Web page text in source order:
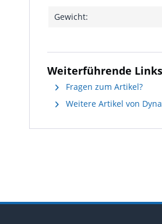
Gewicht:
Weiterführende Links
Fragen zum Artikel?
Weitere Artikel von